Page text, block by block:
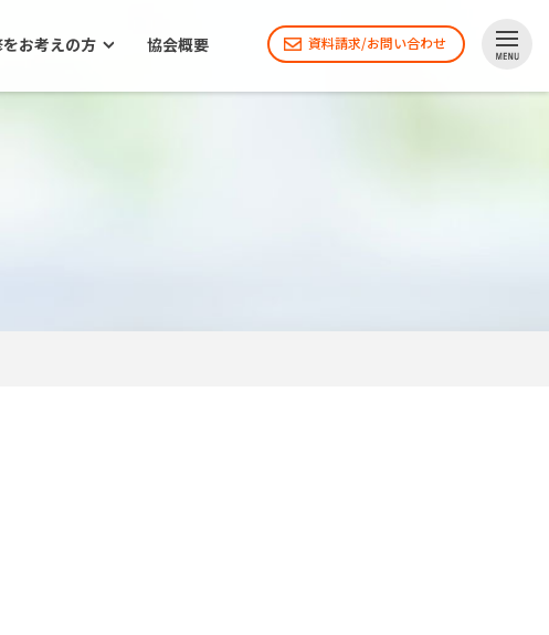
お考えの方 協会概要 資料請求/お問い合わせ